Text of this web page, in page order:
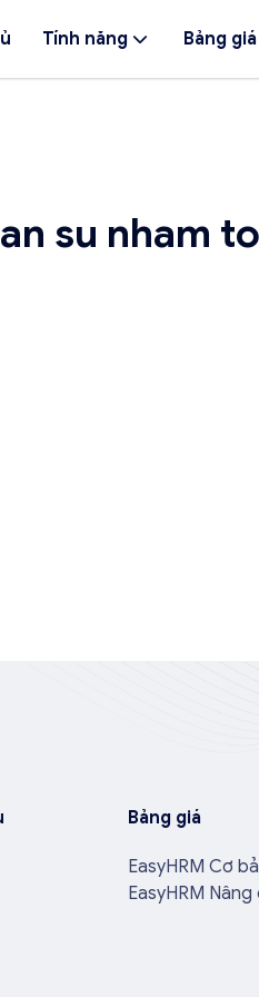
Tính năng Bảng giá
su nham
Bảng giá
EasyHRM Cơ
EasyHRM Nâng